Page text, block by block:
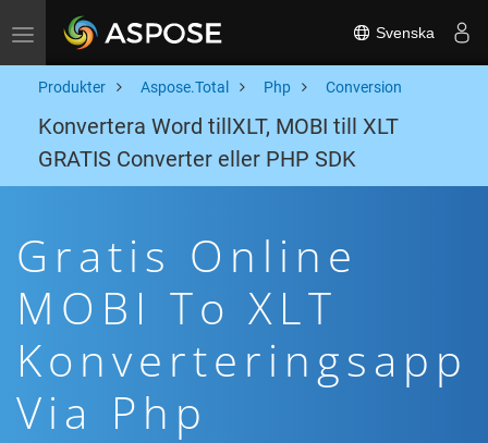
Toggle navigation Svenska
Produkter Aspose.Total Php Conversion
Konvertera Word tillXLT, MOBI till XLT
GRATIS Converter eller PHP SDK
Gratis Online
MOBI To XLT
Konverteringsapp
Via Php